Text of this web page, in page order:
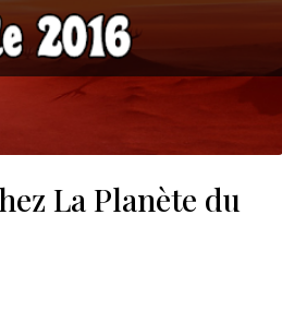
La Planète du